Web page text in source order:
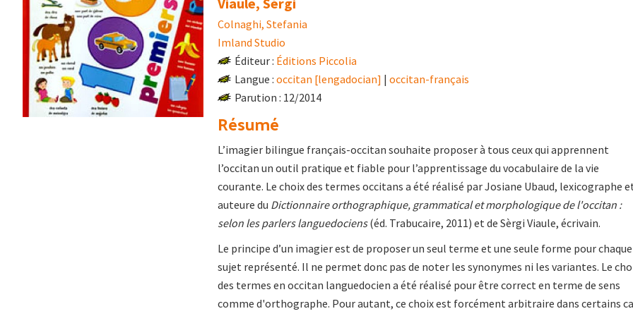
Colnaghi, Stefania
Imland Studio
Éditeur : Éditions Piccolia
Langue : occitan [lengadocian] | occitan-français
Parution : 12/2014
Résumé
L’imagier bilingue français-occitan souhaite proposer à tous ceux qui apprennent
l’occitan un outil pratique et fiable pour l’apprentissage du vocabulaire de la vie
courante. Le choix des termes occitans a été réalisé par Josiane Ubaud, lexicographe
auteure du Dictionnaire orthographique, grammatical et morphologique de l'occitan :
selon les parlers languedociens(éd. Trabucaire, 2011) et de Sèrgi Viaule, écrivain.
Le principe d’un imagier est de proposer un seul terme et une seule forme pour chaque
sujet représenté. Il ne permet donc pas de noter les synonymes ni les variantes. Le
des termes en occitan languedocien a été réalisé pour être correct en terme de sens
comme d'orthographe. Pour autant, ce choix est forcément arbitraire dans certains